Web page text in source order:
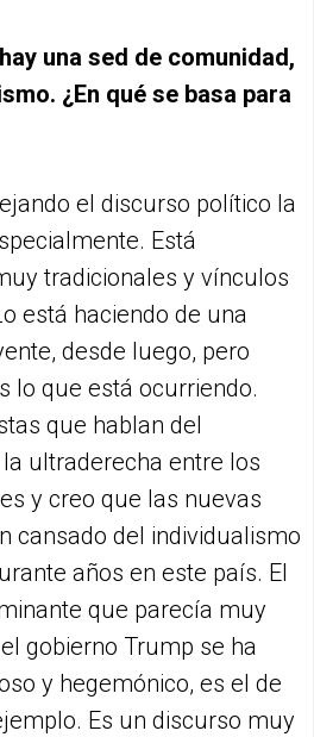
una sed de comunidad,
¿En qué se basa para
el discurso político la
Está
tradicionales y vínculos
está haciendo de una
desde luego, pero
lo que está ocurriendo.
que hablan del
ultraderecha entre los
y creo que las nuevas
cansado del individualismo
años en este país. El
que parecía muy
gobierno Trump se ha
y hegemónico, es el de
Es un discurso muy